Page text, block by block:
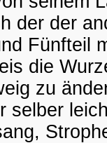
der der
Fünfteil
die
zu
selber